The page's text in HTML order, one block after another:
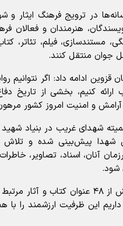
در ترویج فرهنگ ایثار و
هنرمندان و فعالان
مستندسازی، فیلم، تئاتر،
جوان منتقل کنند.
قزوین ادامه داد: اگر نتوانیم
کنیم، بخشی از تاریخ
آرامش و امنیت امروز کشور
شهدای غریب در بنیاد
شهدا پیش‌بینی شده و تلاش
آنان، اسناد، تصاویر،
شود.
قویدل افزود: تاکنون بیش از ۴۸ عنوان
این ظرفیت ارزشمند را با